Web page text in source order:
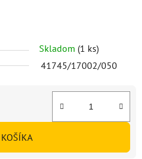
Skladom (1 ks)
41745/17002/050